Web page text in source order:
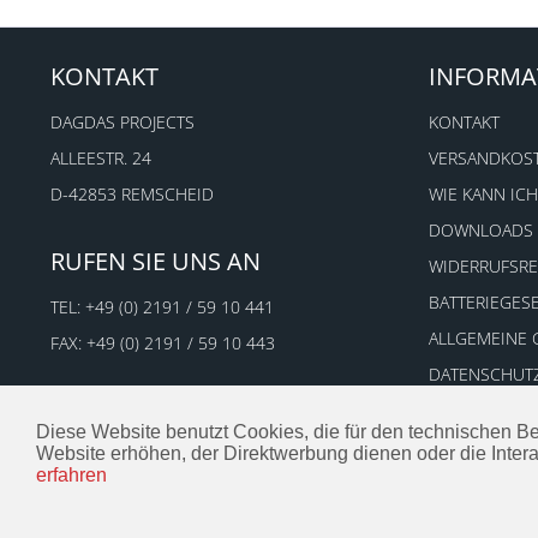
KONTAKT
DAGDAS PROJECTS
ALLEESTR. 24
D-42853 REMSCHEID
RUFEN SIE UNS AN
TEL: +49 (0) 2191 / 59 10 441
FAX: +49 (0) 2191 / 59 10 443
KONTAKT
WIE KANN
DOWNLOADS
ALLGEMEINE
Diese Website benutzt Cookies, die für den technischen
Website erhöhen, der Direktwerbung dienen oder die
erfahren